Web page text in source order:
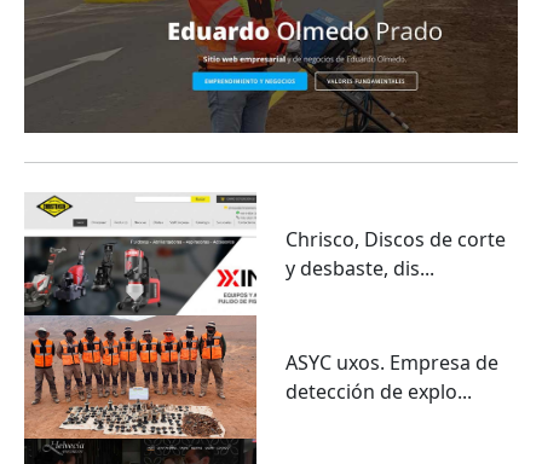
Chrisco, Discos de corte
y desbaste, dis...
ASYC uxos. Empresa de
detección de explo...